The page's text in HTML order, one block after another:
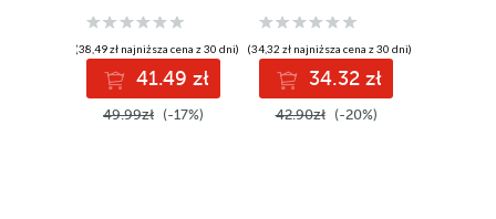
(38,49 zł najniższa cena z 30 dni)
41.49 zł
49.99zł (-17%)
(34,32 zł najniższa cena z 30 dni)
34.32 zł
42.90zł (-20%)